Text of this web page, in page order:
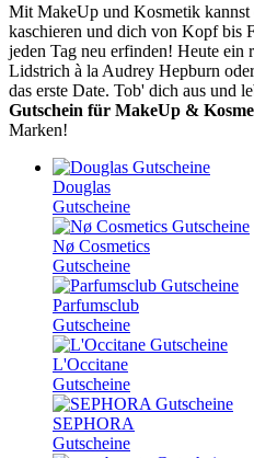
Mit MakeUp und Kosmetik
kaschieren und dich von Kopf bis
jeden Tag neu erfinden! Heute ein
Lidstrich à la Audrey Hepburn
das erste Date. Tob' dich aus und
Gutschein für MakeUp &
Marken!
Douglas
Gutscheine
Nø Cosmetics
Gutscheine
Parfumsclub
Gutscheine
L'Occitane
Gutscheine
SEPHORA
Gutscheine